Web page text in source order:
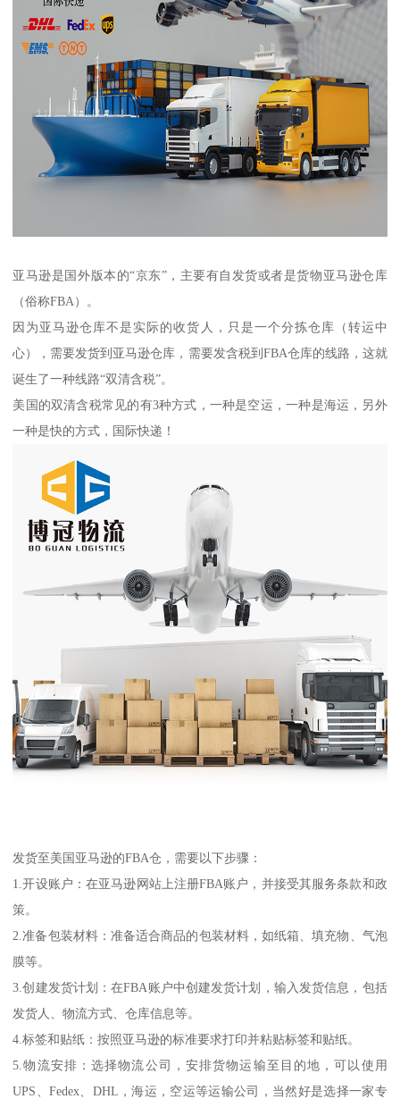
亚马逊是国外版本的“京东”，主要有自发货或者是货物亚马逊仓库
（俗称FBA）。
因为亚马逊仓库不是实际的收货人，只是一个分拣仓库（转运中
心），需要发货到亚马逊仓库，需要发含税到FBA仓库的线路，这就
诞生了一种线路“双清含税”。
美国的双清含税常见的有3种方式，一种是空运，一种是海运，另外
一种是快的方式，国际快递！
发货至美国亚马逊的FBA仓，需要以下步骤：
1.开设账户：在亚马逊网站上注册FBA账户，并接受其服务条款和政
策。
2.准备包装材料：准备适合商品的包装材料，如纸箱、填充物、气泡
膜等。
3.创建发货计划：在FBA账户中创建发货计划，输入发货信息，包括
发货人、物流方式、仓库信息等。
4.标签和贴纸：按照亚马逊的标准要求打印并粘贴标签和贴纸。
5.物流安排：选择物流公司，安排货物运输至目的地，可以使用
UPS、Fedex、DHL，海运，空运等运输公司，当然好是选择一家专